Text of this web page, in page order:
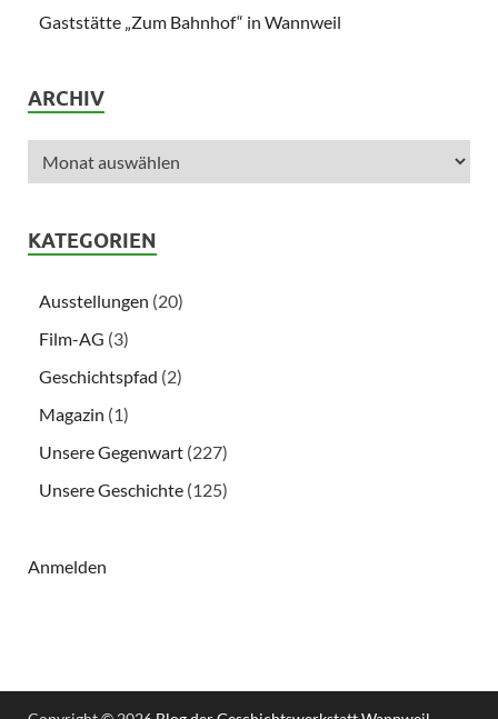
Gaststätte „Zum Bahnhof“ in Wannweil
ARCHIV
KATEGORIEN
Ausstellungen (20)
Film-AG (3)
Geschichtspfad (2)
Magazin (1)
Unsere Gegenwart (227)
Unsere Geschichte (125)
Anmelden